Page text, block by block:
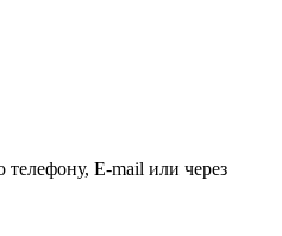
телефону, E-mail или через